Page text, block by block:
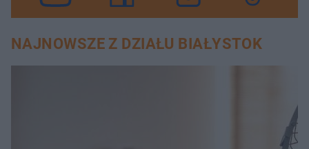
NAJNOWSZE Z DZIAŁU BIAŁYSTOK